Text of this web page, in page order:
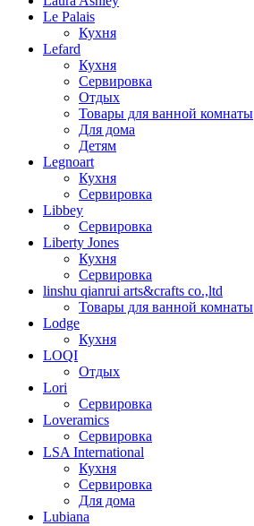
Le Palais
Кухня
Lefard
Кухня
Сервировка
Отдых
Товары для ванной комнаты
Для дома
Детям
Legnoart
Кухня
Сервировка
Libbey
Сервировка
Liberty Jones
Кухня
Сервировка
linshu qianrui arts&crafts co.,ltd
Товары для ванной комнаты
Lodge
Кухня
LOQI
Отдых
Lori
Сервировка
Loveramics
Сервировка
LSA International
Кухня
Сервировка
Для дома
Lubiana